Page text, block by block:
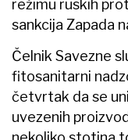
režimu ruskih
sankcija Zapada
Čelnik Savezne
fitosanitarni
četvrtak da se
uvezenih